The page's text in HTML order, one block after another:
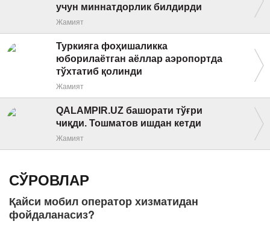
учун миннатдорлик билдирди
Жамият
Туркияга фоҳишаликка
юборилаётган аёллар аэропортда
тўхтатиб қолинди
Жамият
QALAMPIR.UZ башорати тўғри
чиқди. Тошматов ишдан кетди
Жамият
СЎРОВЛАР
Қайси мобил оператор хизматидан
фойдаланасиз?